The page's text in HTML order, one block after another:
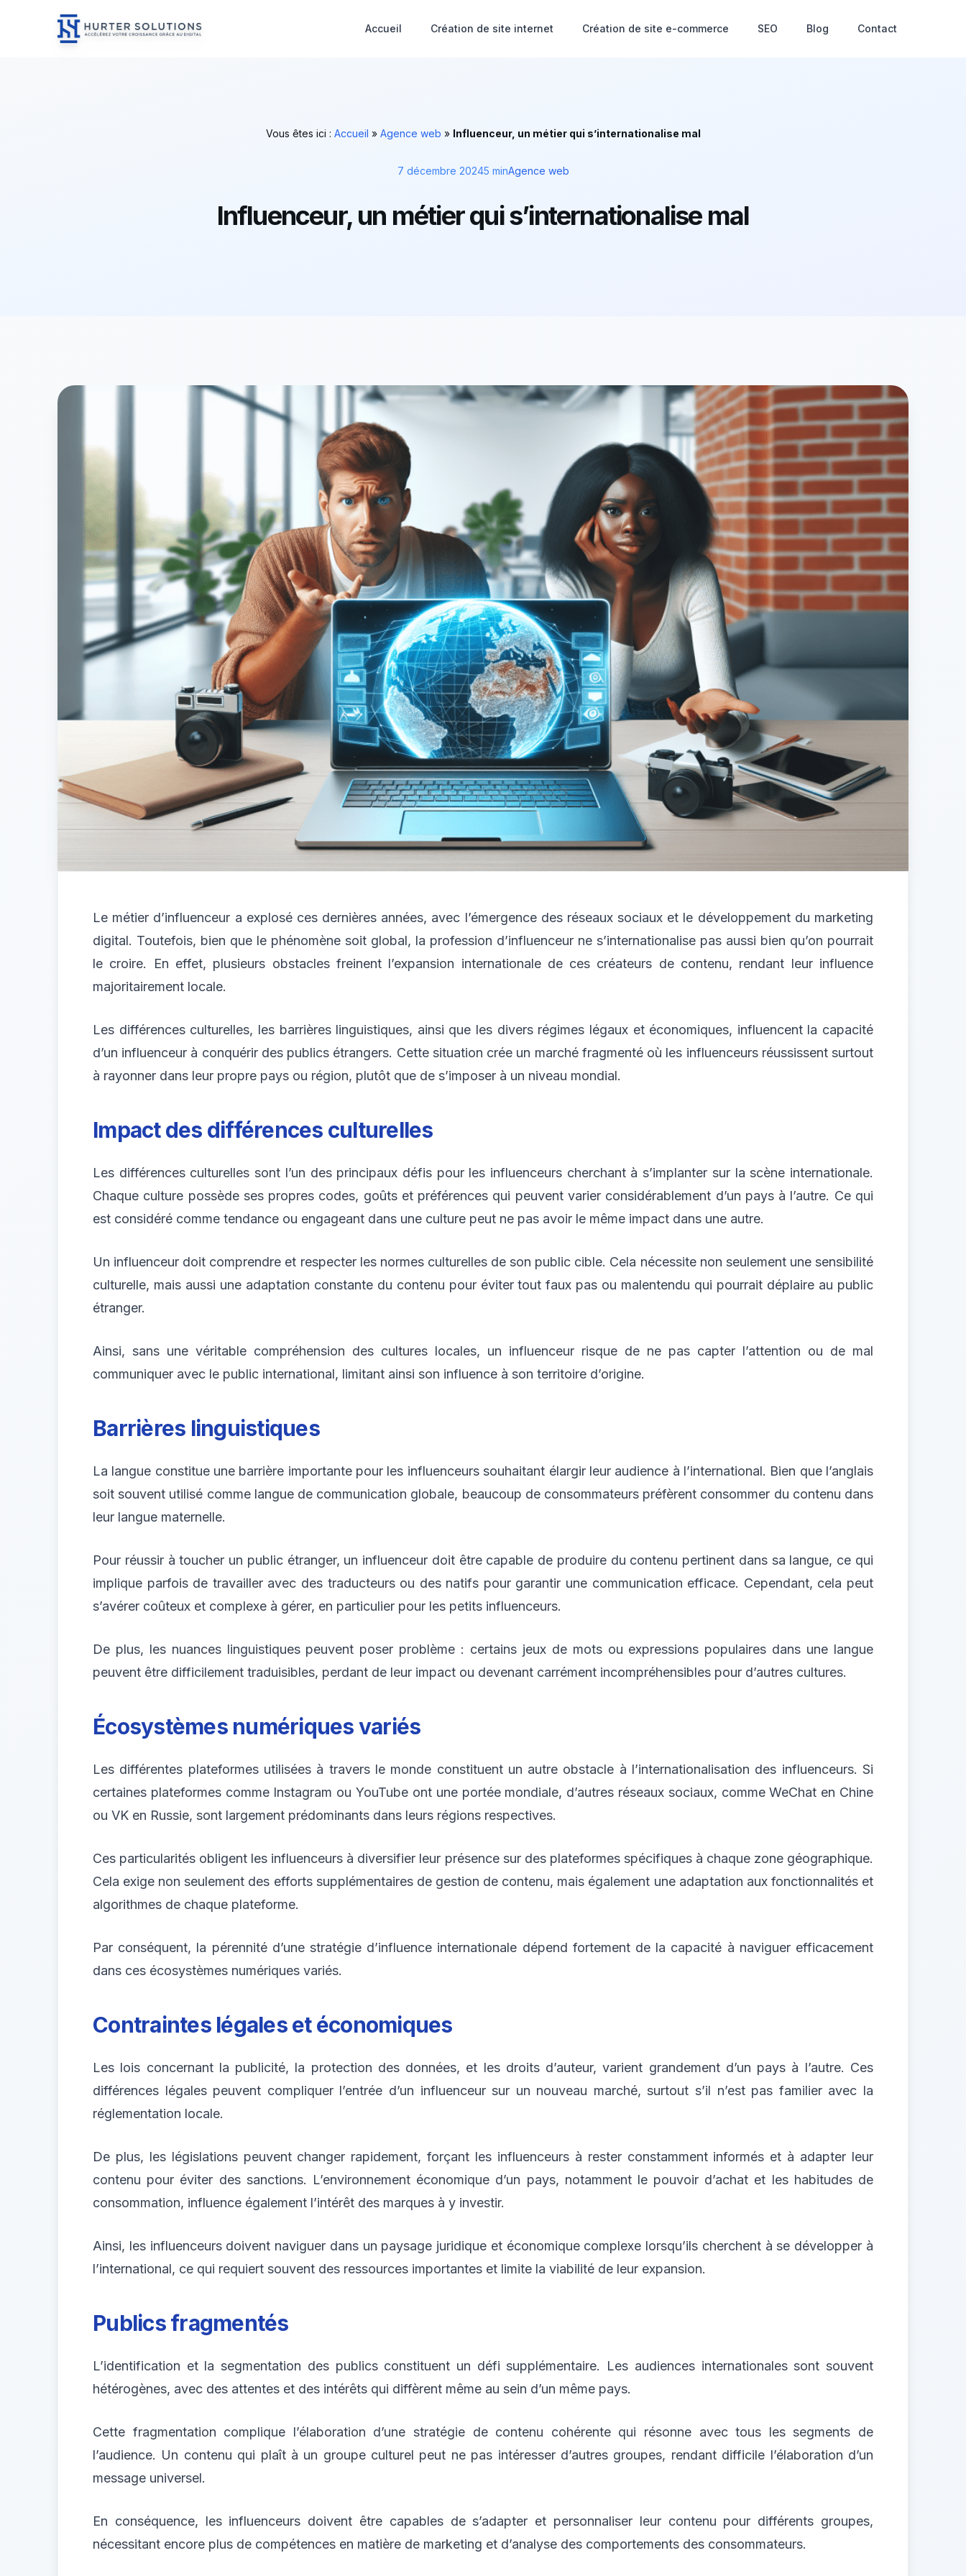
Accueil Création de site internet Création de site e-commerce SEO Blog Contact
Vous êtes ici : Accueil » Agence web » Influenceur, un métier qui s’internationalise mal
7 décembre 20245 minAgence web
Influenceur, un métier qui s’internationalise mal
Le métier d’influenceur a explosé ces dernières années, avec l’émergence des réseaux sociaux et le développement du marketing
digital. Toutefois, bien que le phénomène soit global, la profession d’influenceur ne s’internationalise pas aussi bien qu’on pourrait
le croire. En effet, plusieurs obstacles freinent l’expansion internationale de ces créateurs de contenu, rendant leur influence
majoritairement locale.
Les différences culturelles, les barrières linguistiques, ainsi que les divers régimes légaux et économiques, influencent la capacité
d’un influenceur à conquérir des publics étrangers. Cette situation crée un marché fragmenté où les influenceurs réussissent surtout
à rayonner dans leur propre pays ou région, plutôt que de s’imposer à un niveau mondial.
Impact des différences culturelles
Les différences culturelles sont l’un des principaux défis pour les influenceurs cherchant à s’implanter sur la scène internationale.
Chaque culture possède ses propres codes, goûts et préférences qui peuvent varier considérablement d’un pays à l’autre. Ce qui
est considéré comme tendance ou engageant dans une culture peut ne pas avoir le même impact dans une autre.
Un influenceur doit comprendre et respecter les normes culturelles de son public cible. Cela nécessite non seulement une sensibilité
culturelle, mais aussi une adaptation constante du contenu pour éviter tout faux pas ou malentendu qui pourrait déplaire au public
étranger.
Ainsi, sans une véritable compréhension des cultures locales, un influenceur risque de ne pas capter l’attention ou de mal
communiquer avec le public international, limitant ainsi son influence à son territoire d’origine.
Barrières linguistiques
La langue constitue une barrière importante pour les influenceurs souhaitant élargir leur audience à l’international. Bien que l’anglais
soit souvent utilisé comme langue de communication globale, beaucoup de consommateurs préfèrent consommer du contenu dans
leur langue maternelle.
Pour réussir à toucher un public étranger, un influenceur doit être capable de produire du contenu pertinent dans sa langue, ce qui
implique parfois de travailler avec des traducteurs ou des natifs pour garantir une communication efficace. Cependant, cela peut
s’avérer coûteux et complexe à gérer, en particulier pour les petits influenceurs.
De plus, les nuances linguistiques peuvent poser problème : certains jeux de mots ou expressions populaires dans une langue
peuvent être difficilement traduisibles, perdant de leur impact ou devenant carrément incompréhensibles pour d’autres cultures.
Écosystèmes numériques variés
Les différentes plateformes utilisées à travers le monde constituent un autre obstacle à l’internationalisation des influenceurs. Si
certaines plateformes comme Instagram ou YouTube ont une portée mondiale, d’autres réseaux sociaux, comme WeChat en Chine
ou VK en Russie, sont largement prédominants dans leurs régions respectives.
Ces particularités obligent les influenceurs à diversifier leur présence sur des plateformes spécifiques à chaque zone géographique.
Cela exige non seulement des efforts supplémentaires de gestion de contenu, mais également une adaptation aux fonctionnalités et
algorithmes de chaque plateforme.
Par conséquent, la pérennité d’une stratégie d’influence internationale dépend fortement de la capacité à naviguer efficacement
dans ces écosystèmes numériques variés.
Contraintes légales et économiques
Les lois concernant la publicité, la protection des données, et les droits d’auteur, varient grandement d’un pays à l’autre. Ces
différences légales peuvent compliquer l’entrée d’un influenceur sur un nouveau marché, surtout s’il n’est pas familier avec la
réglementation locale.
De plus, les législations peuvent changer rapidement, forçant les influenceurs à rester constamment informés et à adapter leur
contenu pour éviter des sanctions. L’environnement économique d’un pays, notamment le pouvoir d’achat et les habitudes de
consommation, influence également l’intérêt des marques à y investir.
Ainsi, les influenceurs doivent naviguer dans un paysage juridique et économique complexe lorsqu’ils cherchent à se développer à
l’international, ce qui requiert souvent des ressources importantes et limite la viabilité de leur expansion.
Publics fragmentés
L’identification et la segmentation des publics constituent un défi supplémentaire. Les audiences internationales sont souvent
hétérogènes, avec des attentes et des intérêts qui diffèrent même au sein d’un même pays.
Cette fragmentation complique l’élaboration d’une stratégie de contenu cohérente qui résonne avec tous les segments de
l’audience. Un contenu qui plaît à un groupe culturel peut ne pas intéresser d’autres groupes, rendant difficile l’élaboration d’un
message universel.
En conséquence, les influenceurs doivent être capables de s’adapter et personnaliser leur contenu pour différents groupes,
nécessitant encore plus de compétences en matière de marketing et d’analyse des comportements des consommateurs.